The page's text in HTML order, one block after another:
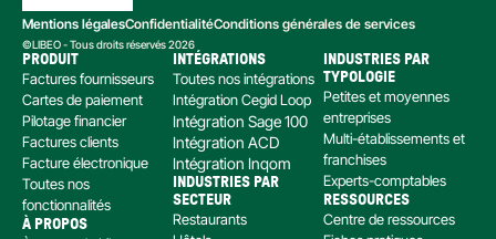
Mentions légalesConfidentialitéConditions générales de services
©LIBEO - Tous droits réservés 2026
PRODUIT
Factures fournisseurs
Cartes de paiement
Pilotage financier
Factures clients
Facture électronique
Toutes nos
fonctionnalités
À PROPOS
INTÉGRATIONS
Toutes nos intégrations
Intégration Cegid Loop
Intégration Sage 100
Intégration ACD
Intégration Inqom
INDUSTRIES PAR
SECTEUR
Restaurants
INDUSTRIES PAR
TYPOLOGIE
Petites et moyennes
entreprises
Multi-établissements et
franchises
Experts-comptables
RESSOURCES
Centre de ressources